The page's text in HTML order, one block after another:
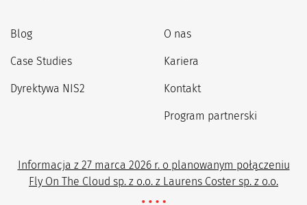
Blog
Case Studies
Dyrektywa NIS2
O nas
Kariera
Kontakt
Program partnerski
Informacja z 27 marca 2026 r. o planowanym połączeniu
Fly On The Cloud sp. z o.o. z Laurens Coster sp. z o.o.